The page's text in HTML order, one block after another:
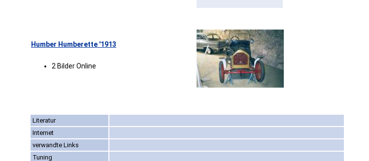
Humber Humberette '1913
2 Bilder Online
Literatur
Internet
verwandte Links
Tuning